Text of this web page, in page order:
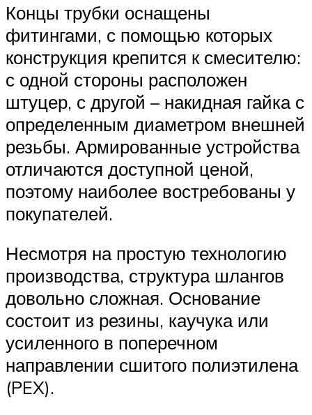
Концы трубки оснащены
фитингами, с помощью которых
конструкция крепится к смесителю:
с одной стороны расположен
штуцер, с другой – накидная гайка с
определенным диаметром внешней
резьбы. Армированные устройства
отличаются доступной ценой,
поэтому наиболее востребованы у
покупателей.
Несмотря на простую технологию
производства, структура шлангов
довольно сложная. Основание
состоит из резины, каучука или
усиленного в поперечном
направлении сшитого полиэтилена
(PEX).